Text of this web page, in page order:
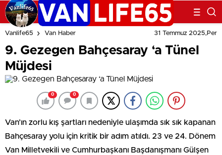
Vanlife65 Van Haber 31 Temmuz 2025,Per
9. Gezegen Bahçesaray ‘a Tünel
Müjdesi
0 0
Van’ın zorlu kış şartları nedeniyle ulaşımda sık sık kapanan
Bahçesaray yolu için kritik bir adım atıldı. 23 ve 24. Dönem
Van Milletvekili ve Cumhurbaşkanı Başdanışmanı Gülşen